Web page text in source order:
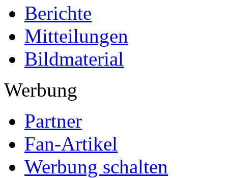
Berichte
Mitteilungen
Bildmaterial
Werbung
Partner
Fan-Artikel
Werbung schalten